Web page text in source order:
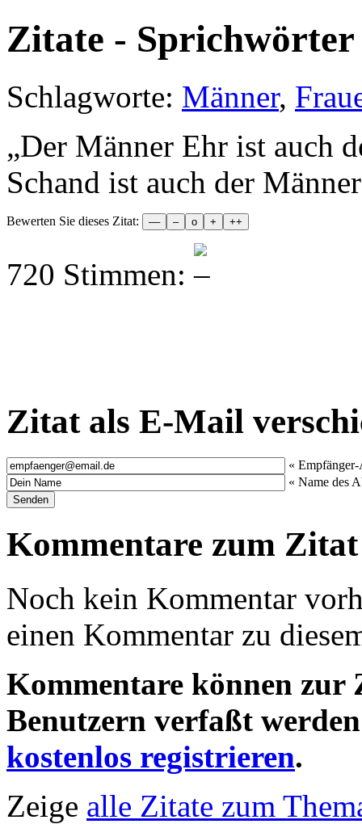
Zitate -
Schlagworte: Männer,
„Der Männer Ehr ist auch
Schand ist auch der
Bewerten Sie dieses Zitat:
720 Stimmen:
Zitat als E-Mail
« Empfänger-
« Name des
Kommentare zum Zitat
Noch kein Kommentar
einen Kommentar zu
Kommentare können
Benutzern verfaßt
kostenlos registrieren.
Zeige alle Zitate zum